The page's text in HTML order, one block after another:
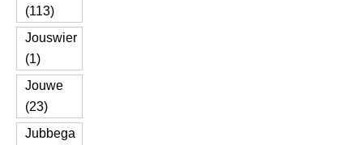
(113)
Jouswier
(1)
Jouwe
(23)
Jubbega